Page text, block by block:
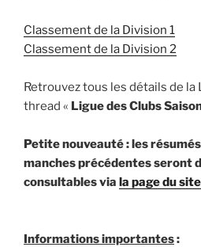
Classement de la Division 1
Classement de la Division 2
Retrouvez tous les détails de la
thread « Ligue des Clubs
Petite nouveauté : les
manches précédentes seront
consultables via la page du site
Informations importantes: